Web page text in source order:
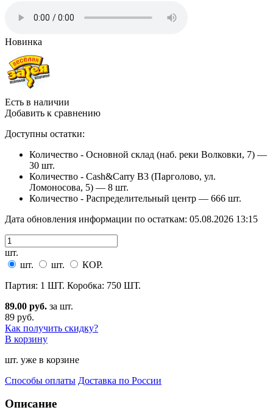
Новинка
Есть в наличии
Добавить к сравнению
Доступны остатки:
Количество - Основной склад (наб. реки Волковки, 7) —
30 шт.
Количество - Cash&Carry B3 (Парголово, ул.
Ломоносова, 5) — 8 шт.
Количество - Распределительный центр — 666 шт.
Дата обновления информации по остаткам: 05.08.2026 13:15
шт.
шт.
шт.
КОР.
Партия: 1 ШТ. Коробка: 750 ШТ.
89.00 руб. за шт.
89 руб.
Как получить скидку?
В корзину
шт. уже в корзине
Способы оплаты Доставка по России
Описание